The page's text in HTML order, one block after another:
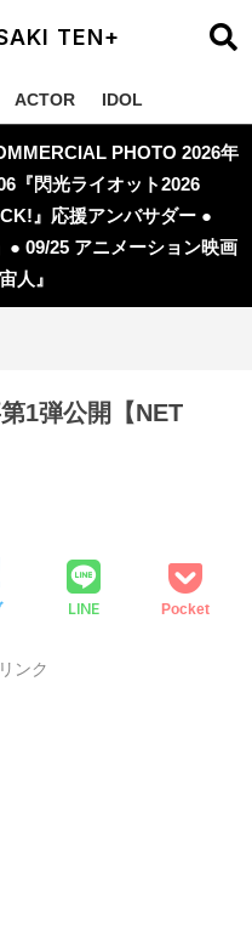
TEN+
ACTOR IDOL
PHOTO 2026年
『閃光ライオット2026
』応援アンバサダー ●
● 09/25 アニメーション映画
人』
1弾公開【NET
LINE Pocket
ンク